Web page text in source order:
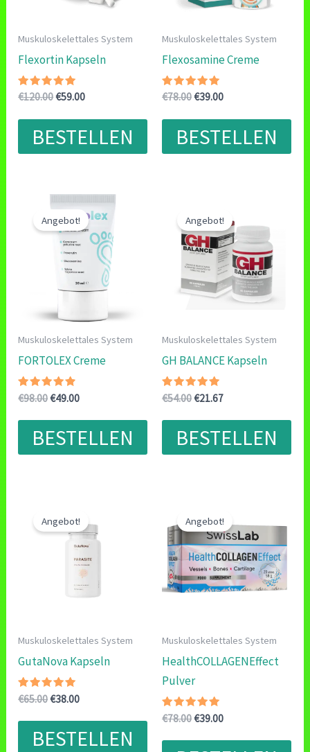
Muskuloskelettales System
Flexortin Kapseln
Bewertet
von 5
€120.00Ursprünglicher
war:
€120.00
€59.00Aktueller
ist:
€59.00.
BESTELLEN
Muskuloskelettales System
Flexosamine Creme
Bewertet
von 5
€78.00Ursprünglicher
war:
€78.00
€39.00Aktueller
ist:
€39.00.
BESTELLEN
Angebot!
Muskuloskelettales System
FORTOLEX Creme
Bewertet
mit
von 5
€98.00Ursprünglicher
war:
€98.00
€49.00Aktueller
ist:
€49.00.
BESTELLEN
Angebot!
Muskuloskelettales System
GH BALANCE Kapseln
Bewertet
mit
von 5
€54.00Ursprünglicher
war:
€54.00
€21.67Aktueller
ist:
€21.67.
BESTELLEN
Angebot!
Muskuloskelettales System
GutaNova Kapseln
Bewertet
mit
von 5
€65.00Ursprünglicher
war:
€65.00
€38.00Aktueller
ist:
€38.00.
BESTELLEN
Angebot!
Muskuloskelettales System
HealthCOLLAGENEffect
Pulver
Bewertet
mit
von 5
€78.00Ursprünglicher
war:
€39.00Aktueller
ist: